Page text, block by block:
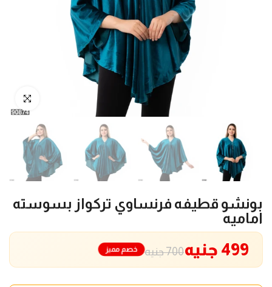
انقر للتكبير
بونشو قطيفه فرنساوي تركواز بسوسته
اماميه
700 جنيه 499 جنيه خصم مميز